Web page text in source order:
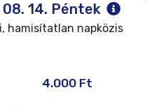
14. Péntek
hamisítatlan napközis
4.000 Ft